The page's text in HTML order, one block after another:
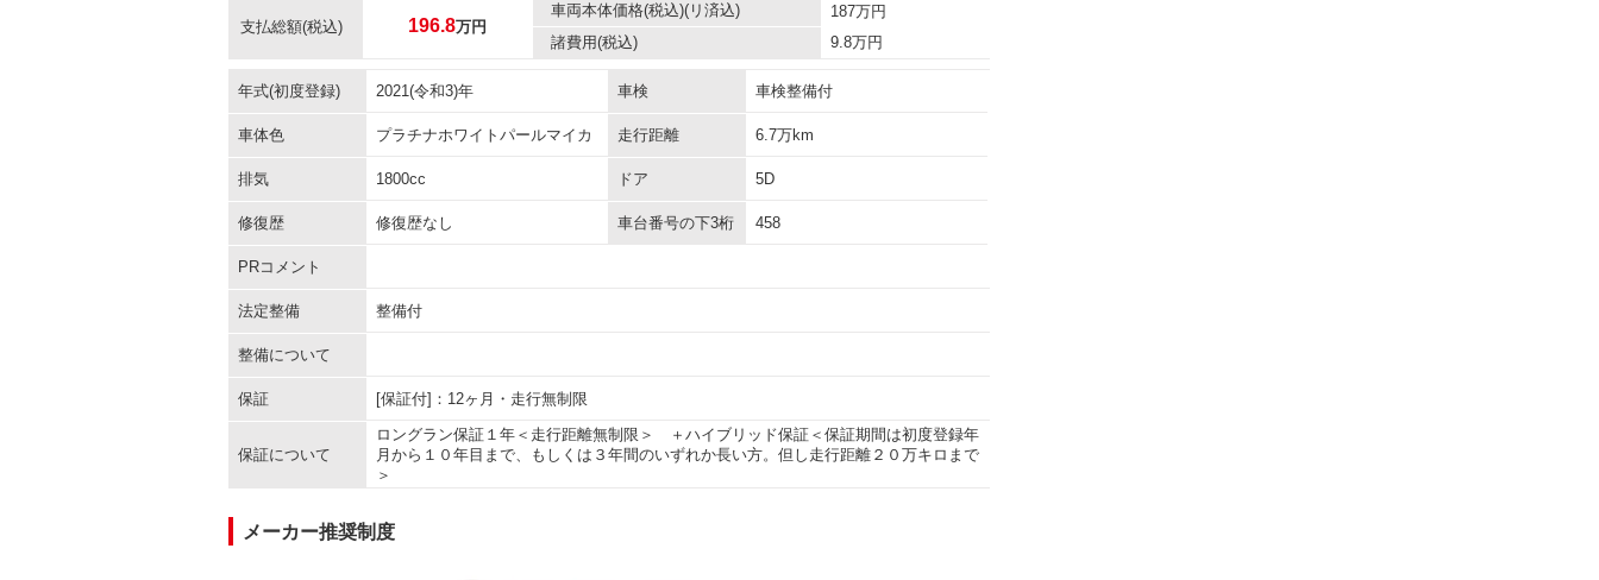
支払総額(税込) 196.8万円
車両本体価格(税込)(リ済込) 187万円
諸費用(税込) 9.8万円
年式(初度登録) 2021(令和3)年 車検 車検整備付
車体色 プラチナホワイトパールマイカ 走行距離 6.7万km
排気 1800cc ドア 5D
修復歴 修復歴なし 車台番号の下3桁 458
PRコメント
法定整備 整備付
整備について
保証 [保証付]：12ヶ月・走行無制限
保証について
ロングラン保証１年＜走行距離無制限＞ ＋ハイブリッド保証＜保証期間は初度登録年
月から１０年目まで、もしくは３年間のいずれか長い方。但し走行距離２０万キロまで
＞
メーカー推奨制度